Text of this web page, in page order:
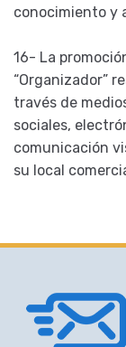
conocimiento y
16- La
“Organizador”
través de
sociales,
comunicación
su local